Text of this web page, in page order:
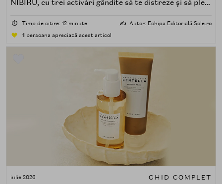
NIBIRU, cu trei activări gândite să te distreze și să pleci
⏱️ Timp de citire: 12 minute ✍️ Autor: Echipa Editorială Sole.ro
1 persoana apreciază acest articol
iulie 2026 GHID COMPLET